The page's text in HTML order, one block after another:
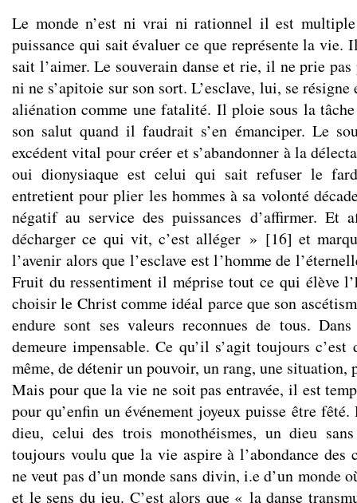
Le monde n’est ni vrai ni rationnel il est
puissance qui sait évaluer ce que représente la vie.
sait l’aimer. Le souverain danse et rie, il ne prie
ni ne s’apitoie sur son sort. L’esclave, lui, se
aliénation comme une fatalité. Il ploie sous la
son salut quand il faudrait s’en émanciper. Le
excédent vital pour créer et s’abandonner à la
oui dionysiaque est celui qui sait refuser le
entretient pour plier les hommes à sa volonté
négatif au service des puissances d’affirmer. Et
décharger ce qui vit, c’est alléger » [16] et
l’avenir alors que l’esclave est l’homme de
Fruit du ressentiment il méprise tout ce qui élève
choisir le Christ comme idéal parce que son
endure sont ses valeurs reconnues de tous.
demeure impensable. Ce qu’il s’agit toujours c’est
même, de détenir un pouvoir, un rang, une situation,
Mais pour que la vie ne soit pas entravée, il est
pour qu’enfin un événement joyeux puisse être
dieu, celui des trois monothéismes, un dieu
toujours voulu que la vie aspire à l’abondance des
ne veut pas d’un monde sans divin, i.e d’un monde
et le sens du jeu. C’est alors que « la danse